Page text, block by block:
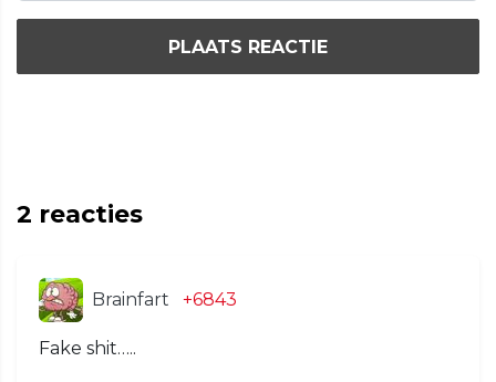
PLAATS REACTIE
2 reacties
Brainfart +6843
Fake shit…..